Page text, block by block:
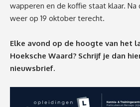
wapperen en de koffie staat klaar. Na
weer op 19 oktober terecht.
Elke avond op de hoogte van het
Hoeksche Waard? Schrijf je dan
nieuwsbrief.